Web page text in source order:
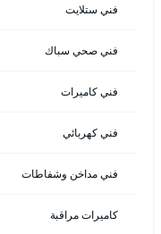
فني ستلايت
فني صحي سباك
فني كاميرات
فني كهربائي
فني مداخن وشفاطات
كاميرات مراقبة